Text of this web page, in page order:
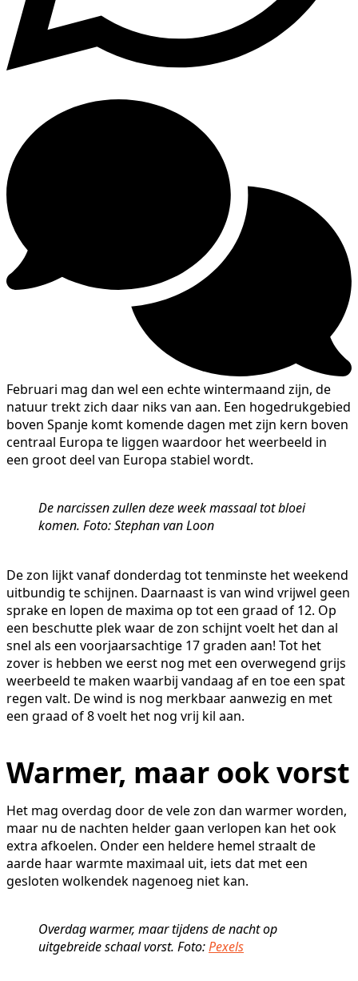
Februari mag dan wel een echte wintermaand zijn, de
natuur trekt zich daar niks van aan. Een hogedrukgebied
boven Spanje komt komende dagen met zijn kern boven
centraal Europa te liggen waardoor het weerbeeld in
een groot deel van Europa stabiel wordt.
De narcissen zullen deze week massaal tot bloei
komen. Foto: Stephan van Loon
De zon lijkt vanaf donderdag tot tenminste het weekend
uitbundig te schijnen. Daarnaast is van wind vrijwel geen
sprake en lopen de maxima op tot een graad of 12. Op
een beschutte plek waar de zon schijnt voelt het dan al
snel als een voorjaarsachtige 17 graden aan! Tot het
zover is hebben we eerst nog met een overwegend grijs
weerbeeld te maken waarbij vandaag af en toe een spat
regen valt. De wind is nog merkbaar aanwezig en met
een graad of 8 voelt het nog vrij kil aan.
Warmer, maar ook vorst
Het mag overdag door de vele zon dan warmer worden,
maar nu de nachten helder gaan verlopen kan het ook
extra afkoelen. Onder een heldere hemel straalt de
aarde haar warmte maximaal uit, iets dat met een
gesloten wolkendek nagenoeg niet kan.
Overdag warmer, maar tijdens de nacht op
uitgebreide schaal vorst. Foto:Pexels